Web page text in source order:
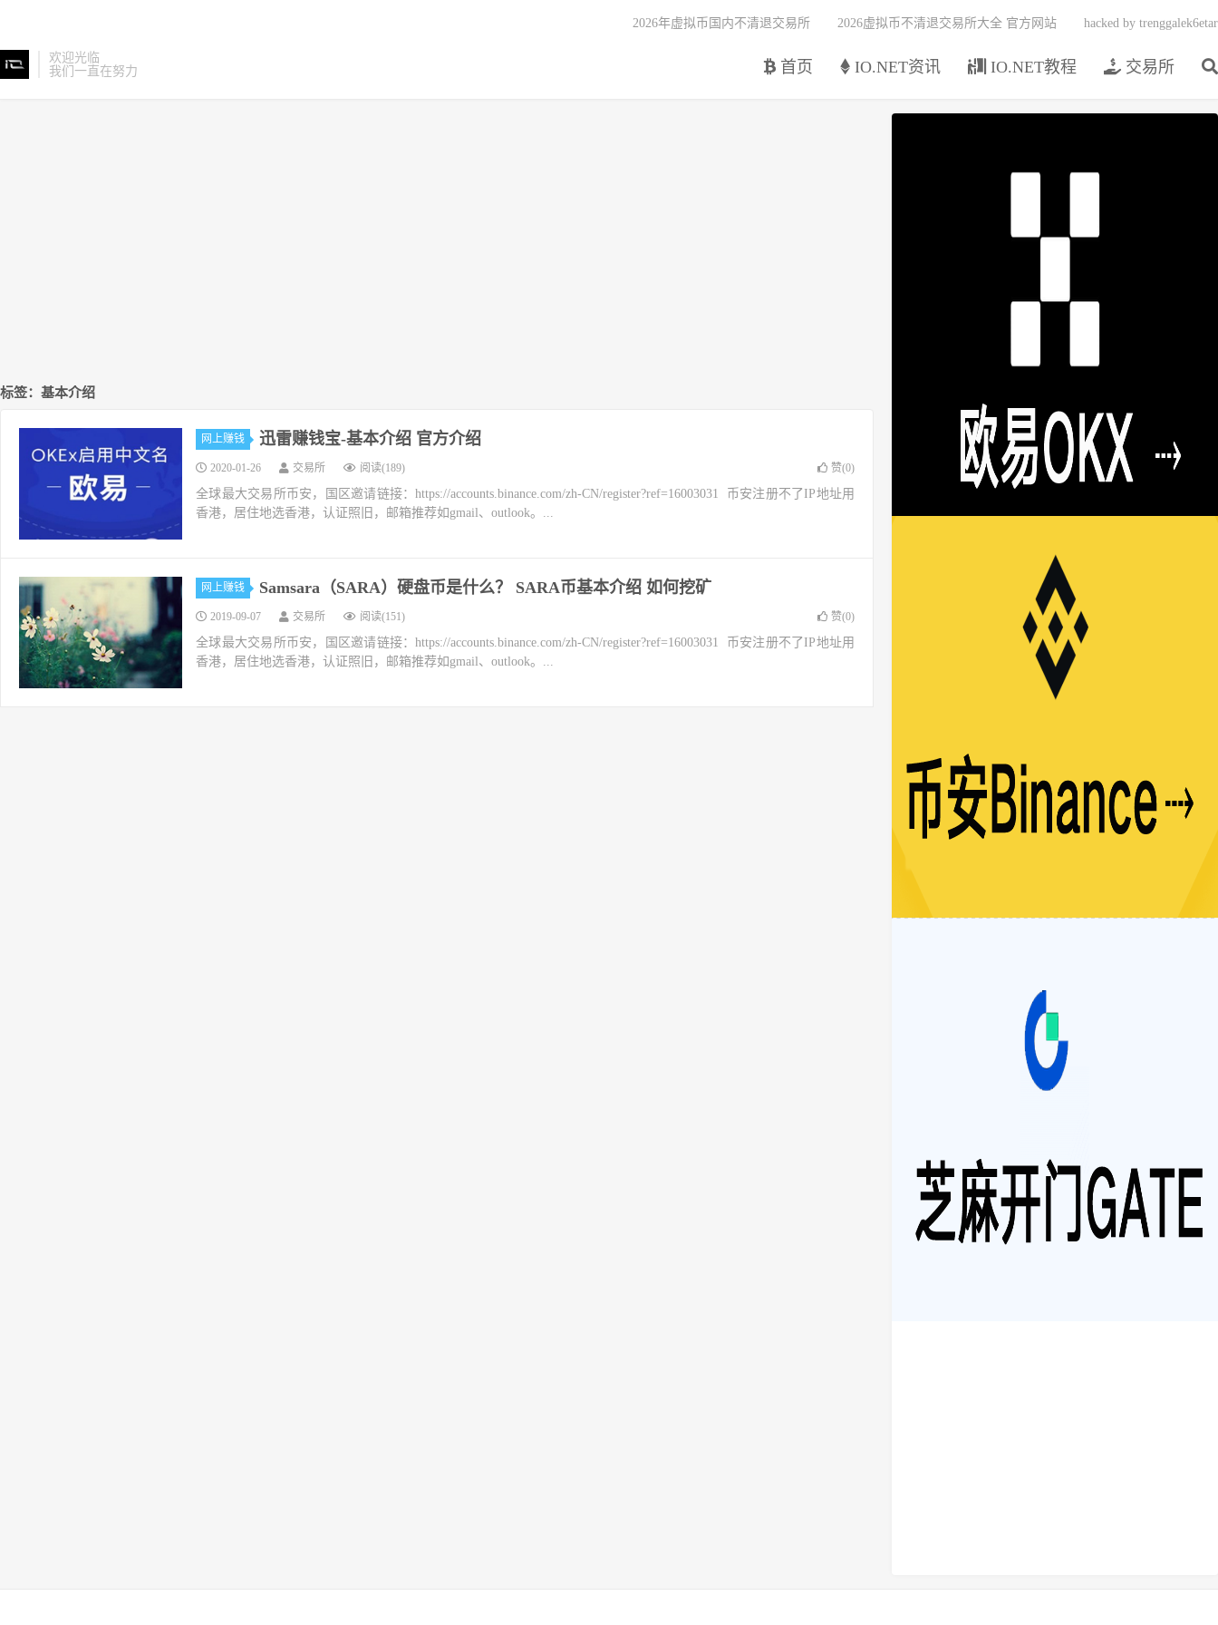
欢迎光临
我们一直在努力
首页 IO.NET资讯 IO.NET教程 交易所
2026年虚拟币国内不清退交易所 2026虚拟币不清退交易所大全 官方网站 hacked by trenggalek6etar
标签：基本介绍
网上赚钱 迅雷赚钱宝-基本介绍 官方介绍
2020-01-26 交易所 阅读(189) 赞(0)
全球最大交易所币安，国区邀请链接：https://accounts.binance.com/zh-CN/register?ref=16003031 币安注册不了IP地址用
香港，居住地选香港，认证照旧，邮箱推荐如gmail、outlook。...
网上赚钱 Samsara（SARA）硬盘币是什么？ SARA币基本介绍 如何挖矿
2019-09-07 交易所 阅读(151) 赞(0)
全球最大交易所币安，国区邀请链接：https://accounts.binance.com/zh-CN/register?ref=16003031 币安注册不了IP地址用
香港，居住地选香港，认证照旧，邮箱推荐如gmail、outlook。...